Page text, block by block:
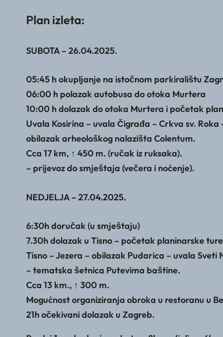
Plan izleta:
SUBOTA – 26.04.2025.
05:45 h okupljanje na istočnom parkiralištu
06:00 h polazak autobusa do otoka Murtera
10:00 h dolazak do otoka Murtera i početak
Uvala Kosirina – uvala Čigrađa – Crkva sv.
obilazak arheološkog nalazišta Colentum.
Cca 17 km, ↑ 450 m. (ručak iz ruksaka).
– prijevoz do smještaja (večera i noćenje).
NEDJELJA – 27.04.2025.
6:30h doručak (u smještaju)
7.30h dolazak u Tisno – početak planinarske ture
Tisno – Jezera – obilazak Pudarica – uvala
– tematska šetnica Putevima baštine.
Cca 13 km., ↑ 300 m.
Mogućnost organiziranja obroka u restoranu u
21h očekivani dolazak u Zagreb.